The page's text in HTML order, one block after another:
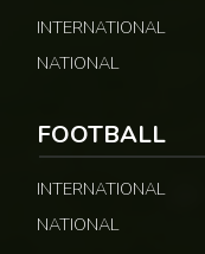
INTERNATIONAL
NATIONAL
FOOTBALL
INTERNATIONAL
NATIONAL